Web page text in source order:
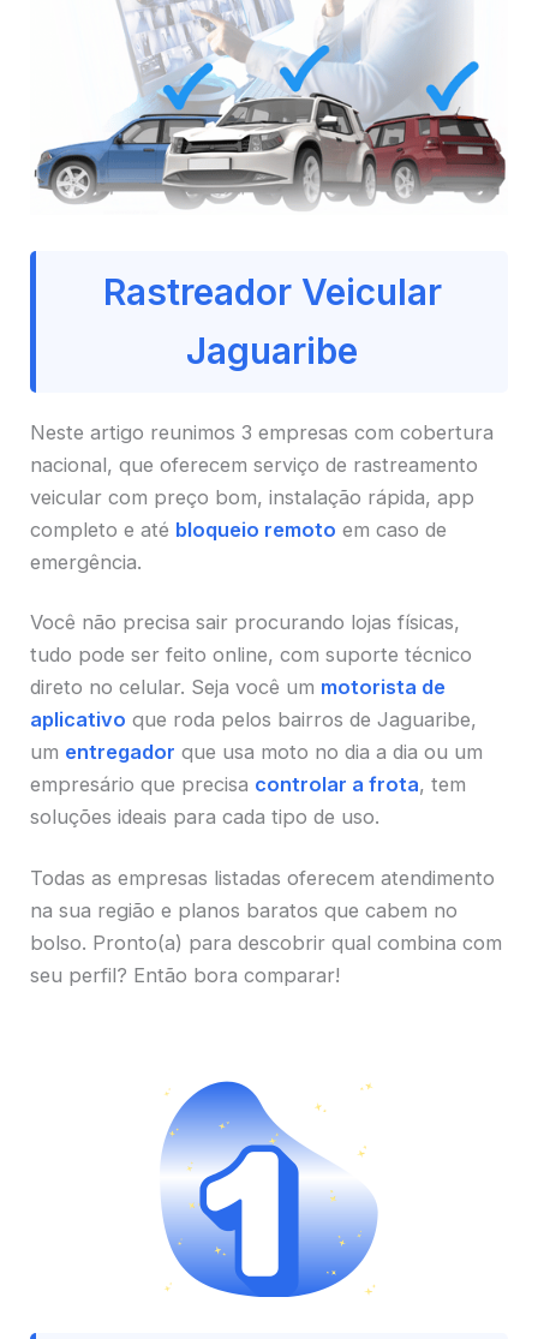
Rastreador Veicular
Jaguaribe
Neste artigo reunimos 3 empresas com cobertura
nacional, que oferecem serviço de rastreamento
veicular com preço bom, instalação rápida, app
completo e até bloqueio remoto em caso de
emergência.
Você não precisa sair procurando lojas físicas,
tudo pode ser feito online, com suporte técnico
direto no celular. Seja você um motorista de
aplicativo que roda pelos bairros de Jaguaribe,
um entregador que usa moto no dia a dia ou um
empresário que precisa controlar a frota, tem
soluções ideais para cada tipo de uso.
Todas as empresas listadas oferecem atendimento
na sua região e planos baratos que cabem no
bolso. Pronto(a) para descobrir qual combina com
seu perfil? Então bora comparar!